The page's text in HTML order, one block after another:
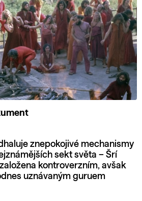
znepokojivé mechanismy
sekt světa – Šrí
kontroverzním, avšak
uznávaným guruem